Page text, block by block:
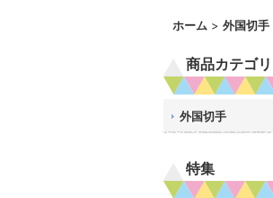
ホーム > 外国切手
商品カテゴリ
外国切手
特集